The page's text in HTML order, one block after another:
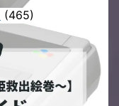
(465)